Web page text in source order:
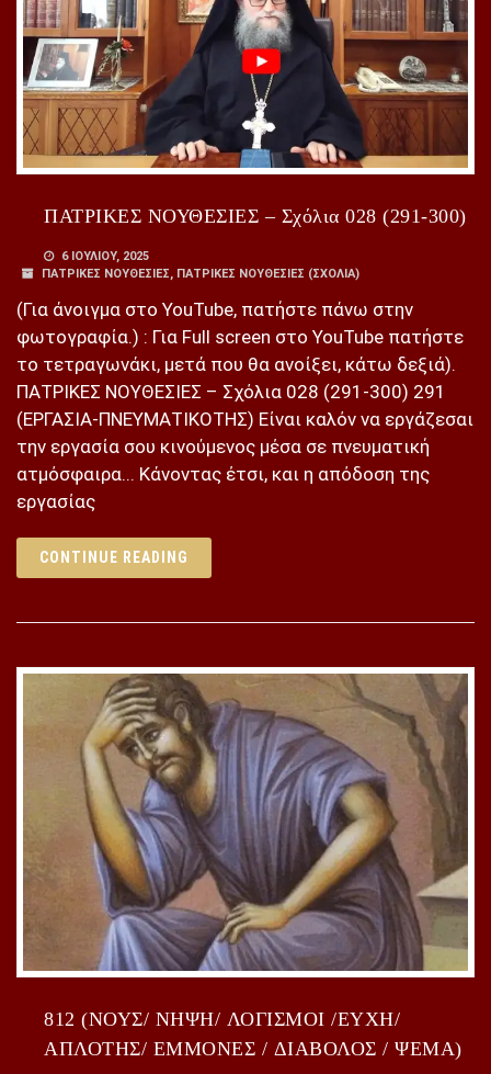
ΠΑΤΡΙΚΕΣ ΝΟΥΘΕΣΙΕΣ – Σχόλια 028 (291-300)
6 ΙΟΥΛΊΟΥ, 2025
ΠΑΤΡΙΚΕΣ ΝΟΥΘΕΣΙΕΣ, ΠΑΤΡΙΚΕΣ ΝΟΥΘΕΣΙΕΣ (ΣΧΌΛΙΑ)
(Για άνοιγμα στο YouTube, πατήστε πάνω στην
φωτογραφία.) : Για Full screen στο YouTube πατήστε
το τετραγωνάκι, μετά που θα ανοίξει, κάτω δεξιά).
ΠΑΤΡΙΚΕΣ ΝΟΥΘΕΣΙΕΣ – Σχόλια 028 (291-300) 291
(ΕΡΓΑΣΙΑ-ΠΝΕΥΜΑΤΙΚΟΤΗΣ) Είναι καλόν να εργάζεσαι
την εργασία σου κινούμενος μέσα σε πνευματική
ατμόσφαιρα... Κάνοντας έτσι, και η απόδοση της
εργασίας
CONTINUE READING
812 (ΝΟΥΣ/ ΝΗΨΗ/ ΛΟΓΙΣΜΟΙ /ΕΥΧΗ/
ΑΠΛΟΤΗΣ/ ΕΜΜΟΝΕΣ / ΔΙΑΒΟΛΟΣ / ΨΕΜΑ)